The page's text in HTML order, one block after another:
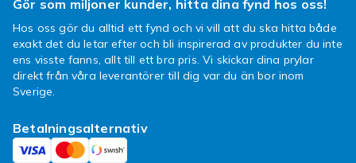
nybörjare. Välj efter hur van föraren är och hur
mycket utmaning du vill ha.
Så väljer du rätt RC-bil
Tänk på vem som ska köra, var du ska köra
bil bra, medan vuxna kan välja mer fart. Välj en
radiostyrd bil som passar föraren och
Gör som miljoner kunder, hitta dina fynd hos oss!
Hos oss gör du alltid ett fynd och vi vill att du ska hitta både
exakt det du letar efter och bli inspirerad av produkter du inte
ens visste fanns, allt till ett bra pris. Vi skickar dina prylar
direkt från våra leverantörer till dig var du än bor inom
Sverige.
Betalningsalternativ